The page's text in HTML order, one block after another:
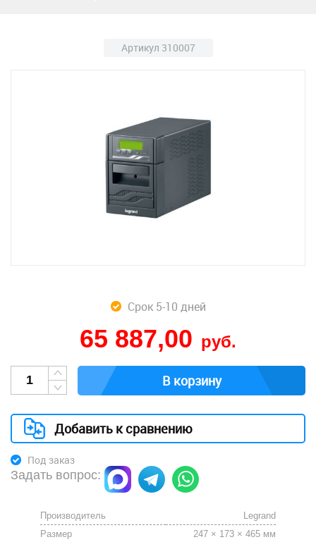
Артикул 310007
Срок 5-10 дней
65 887,00 руб.
В корзину
Добавить к сравнению
Под заказ
Задать вопрос:
Производитель
Legrand
Размер
247 × 173 × 465 мм